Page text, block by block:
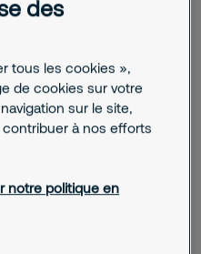
votre
risques auxquels vous
Securitas
l'identification de leurs
solutions adaptées à leurs
différente, nous plaçons
au cœur de notre
des
tous les cookies »,
de cookies sur votre
sur le site,
à nos efforts
notre politique en